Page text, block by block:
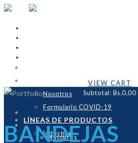
VIEW CART
Subtotal: Bs.0,00
INICIO
EMPRESA
Nosotros
Nosotros
Formulario COVID-19
LÍNEAS DE PRODUCTOS
Industrial
BANDEJAS